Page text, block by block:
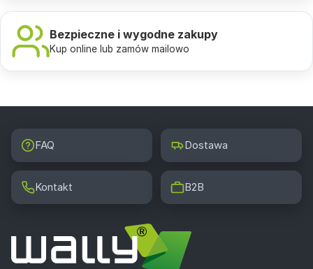
Bezpieczne i wygodne zakupy
Kup online lub zamów mailowo
FAQ Dostawa
Kontakt B2B